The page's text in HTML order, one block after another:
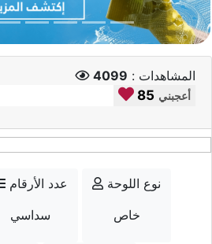
المشاهدات : 4099
85 أعجبني
عدد الأرقام
سداسي
نوع اللوحة
خاص